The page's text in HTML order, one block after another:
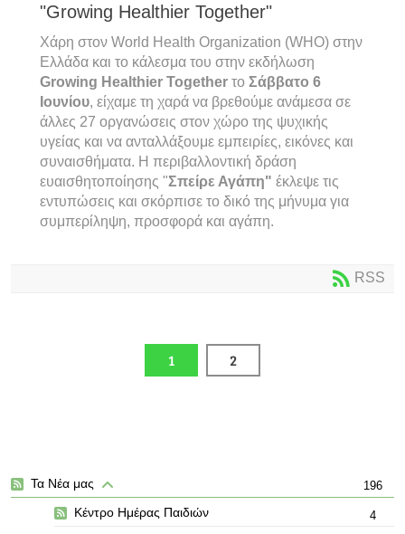
"Growing Healthier Together"
Χάρη στον World Health Organization (WHO) στην
Ελλάδα και το κάλεσμα του στην εκδήλωση
Growing Healthier Together το Σάββατο 6
Ιουνίου, είχαμε τη χαρά να βρεθούμε ανάμεσα σε
άλλες 27 οργανώσεις στον χώρο της ψυχικής
υγείας και να ανταλλάξουμε εμπειρίες, εικόνες και
συναισθήματα. Η περιβαλλοντική δράση
ευαισθητοποίησης "Σπείρε Αγάπη" έκλεψε τις
εντυπώσεις και σκόρπισε το δικό της μήνυμα για
συμπερίληψη, προσφορά και αγάπη.
RSS
1 2
Τα Νέα μας 196
Κέντρο Ημέρας Παιδιών 4